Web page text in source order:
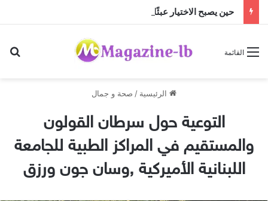
حين يصبح الاختيار عبئًا بقلم د. خالد السلامي
القائمة
الرئيسية / صحة و جمال
التوعية حول سرطان القولون
والمستقيم في المراكز الطبية للجامعة
اللبنانية الأميركية ,وسان جون ورزق